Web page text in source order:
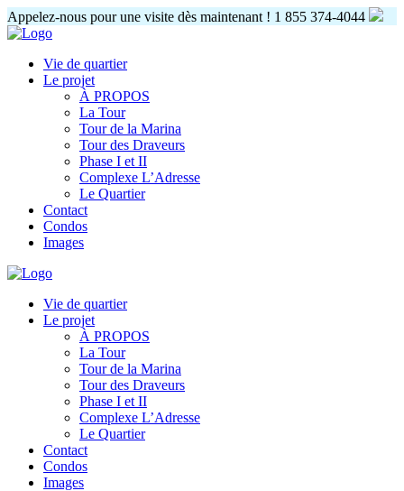
Appelez-nous pour une visite dès maintenant ! 1 855 374-4044
Vie de quartier
Le projet
À PROPOS
La Tour
Tour de la Marina
Tour des Draveurs
Phase I et II
Complexe L’Adresse
Le Quartier
Contact
Condos
Images
Vie de quartier
Le projet
À PROPOS
La Tour
Tour de la Marina
Tour des Draveurs
Phase I et II
Complexe L’Adresse
Le Quartier
Contact
Condos
Images